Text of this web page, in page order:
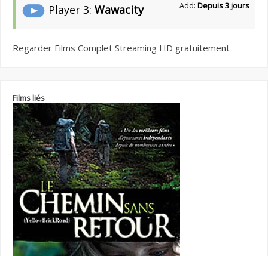
Player 3: Wawacity Add: Depuis 3 jours
Regarder Films Complet Streaming HD gratuitement
Films liés